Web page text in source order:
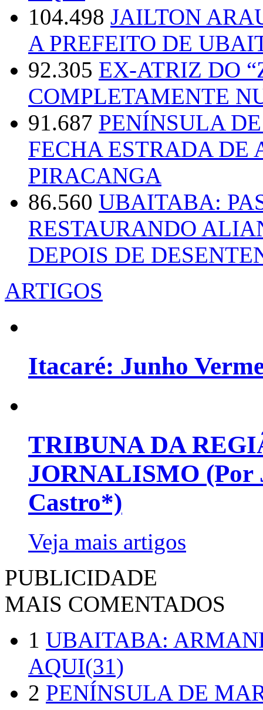
104.498 JAILTON
A PREFEITO DE
92.305 EX-ATRIZ DO
COMPLETAMENTE
91.687 PENÍNSULA
FECHA ESTRADA DE
PIRACANGA
86.560 UBAITABA:
RESTAURANDO
DEPOIS DE
ARTIGOS
Itacaré: Junho
TRIBUNA DA
JORNALISMO (Por
Castro*)
Veja mais artigos
PUBLICIDADE
MAIS COMENTADOS
1 UBAITABA:
AQUI(31)
2 PENÍNSULA DE